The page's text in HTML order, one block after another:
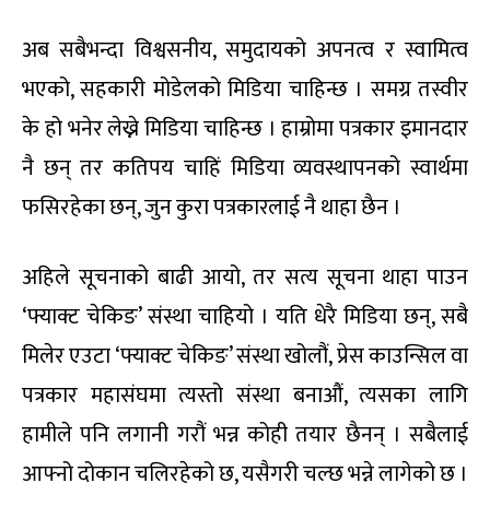
अब सबैभन्दा विश्वसनीय, समुदायको अपनत्व र स्वामित्व
भएको, सहकारी मोडेलको मिडिया चाहिन्छ । समग्र तस्वीर
के हो भनेर लेख्ने मिडिया चाहिन्छ । हाम्रोमा पत्रकार इमानदार
नै छन् तर कतिपय चाहिं मिडिया व्यवस्थापनको स्वार्थमा
फसिरहेका छन्, जुन कुरा पत्रकारलाई नै थाहा छैन ।
अहिले सूचनाको बाढी आयो, तर सत्य सूचना थाहा पाउन
‘फ्याक्ट चेकिङ’ संस्था चाहियो । यति धेरै मिडिया छन्, सबै
मिलेर एउटा ‘फ्याक्ट चेकिङ’ संस्था खोलौं, प्रेस काउन्सिल वा
पत्रकार महासंघमा त्यस्तो संस्था बनाऔं, त्यसका लागि
हामीले पनि लगानी गरौं भन्न कोही तयार छैनन् । सबैलाई
आफ्नो दोकान चलिरहेको छ, यसैगरी चल्छ भन्ने लागेको छ ।